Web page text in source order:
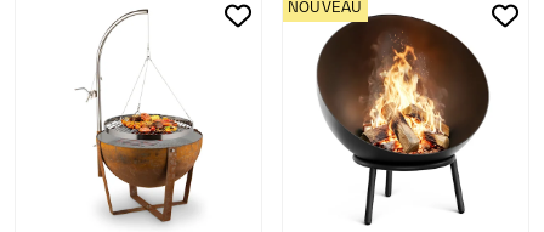
NOUVEAU